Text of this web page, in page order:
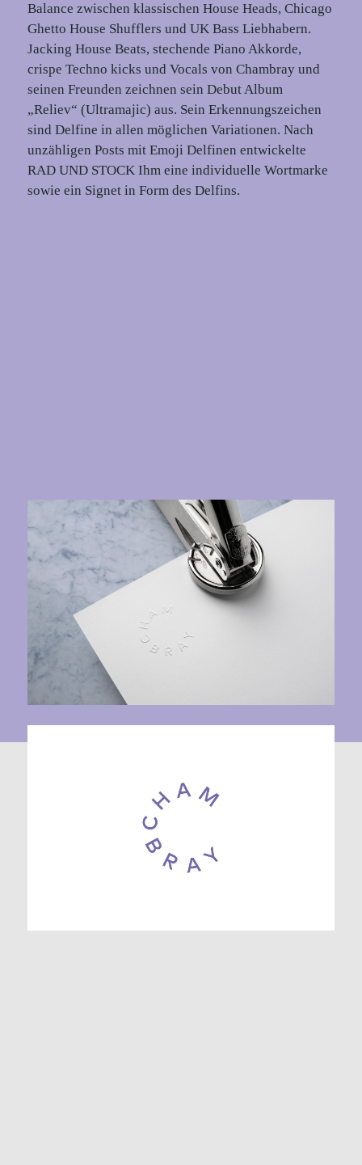
Balance zwischen klassischen House Heads, Chicago
Ghetto House Shufflers und UK Bass Liebhabern.
Jacking House Beats, stechende Piano Akkorde,
crispe Techno kicks und Vocals von Chambray und
seinen Freunden zeichnen sein Debut Album
„Reliev“ (Ultramajic) aus. Sein Erkennungszeichen
sind Delfine in allen möglichen Variationen. Nach
unzähligen Posts mit Emoji Delfinen entwickelte
RAD UND STOCK Ihm eine individuelle Wortmarke
sowie ein Signet in Form des Delfins.